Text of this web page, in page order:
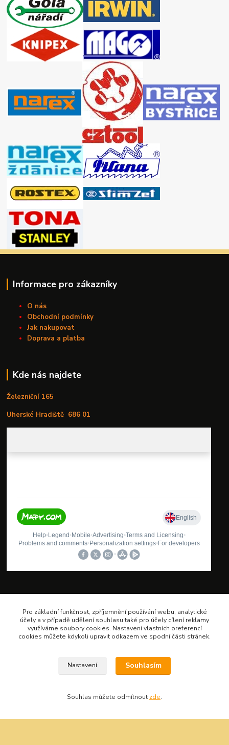
Informace pro zákazníky
O nás
Obchodní podmínky
Jak nakupovat
Doprava a platba
Kde nás najdete
Železniční 165
Uherské Hradiště 686 01
Bity šroubovací
Gola sady
Vrtáky do kovu s válcovou stopkou
Kontakt
Pro základní funkčnost, zpříjemnění používání webu, analytické
účely a v případě udělení souhlasu také pro účely cílení reklamy
využíváme soubory cookies. Nastavení vlastních preferencí
cookies můžete kdykoli upravit odkazem ve spodní části stránek.
Nastavení Souhlasím
Souhlas můžete odmítnout zde.